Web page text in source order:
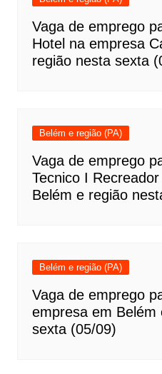
Vaga de emprego
Hotel na empresa
região nesta sexta
Belém e região (PA)
Vaga de emprego
Tecnico I
Belém e região
Belém e região (PA)
Vaga de emprego
empresa em Belém
sexta (05/09)